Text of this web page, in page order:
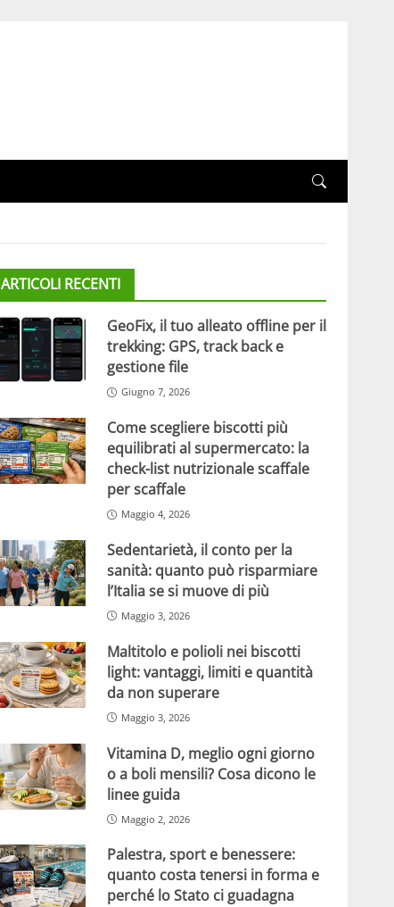
ARTICOLI RECENTI
GeoFix, il tuo alleato offline per il
trekking: GPS, track back e
gestione file
Giugno 7, 2026
Come scegliere biscotti più
equilibrati al supermercato: la
check-list nutrizionale scaffale
per scaffale
Maggio 4, 2026
Sedentarietà, il conto per la
sanità: quanto può risparmiare
l’Italia se si muove di più
Maggio 3, 2026
Maltitolo e polioli nei biscotti
light: vantaggi, limiti e quantità
da non superare
Maggio 3, 2026
Vitamina D, meglio ogni giorno
o a boli mensili? Cosa dicono le
linee guida
Maggio 2, 2026
Palestra, sport e benessere:
quanto costa tenersi in forma e
perché lo Stato ci guadagna